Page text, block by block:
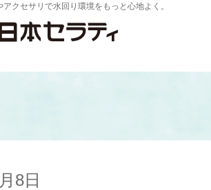
クセサリで水回り環境をもっと心地よく。
8日